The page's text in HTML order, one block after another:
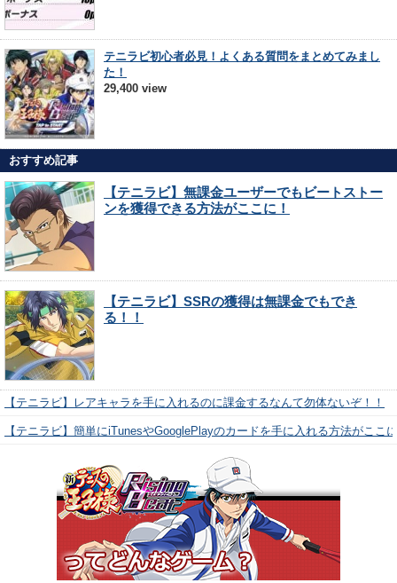
テニラビ初心者必見！よくある質問をまとめてみまし
た！
29,400 view
おすすめ記事
【テニラビ】無課金ユーザーでもビートストー
ンを獲得できる方法がここに！
【テニラビ】SSRの獲得は無課金でもでき
る！！
【テニラビ】レアキャラを手に入れるのに課金するなんて勿体ないぞ！！
【テニラビ】簡単にiTunesやGooglePlayのカードを手に入れる方法がここ